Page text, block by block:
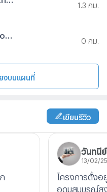
1.3 กม.
0 กม.
งบนแผนที่
เขียนรีวิว
วันทนี
13/02/
โครงการตั้งอ
อุดมสมบูรณ์สู